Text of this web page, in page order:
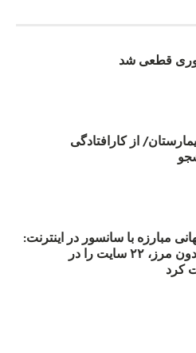
قطعی شد
از کارافتادگی
روز جهانی مبارزه با سانسور در اینترنت:
#آزادی هم‌آیند گزارشگران‌ بدون مرز، ۲۲ سایت را در
کرد